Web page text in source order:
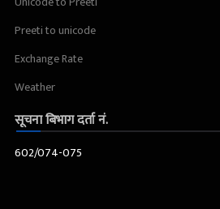
Preeti to unicode
Exchange Rate
Weather
सूचना बिभाग दर्ता नं.
602/074-075